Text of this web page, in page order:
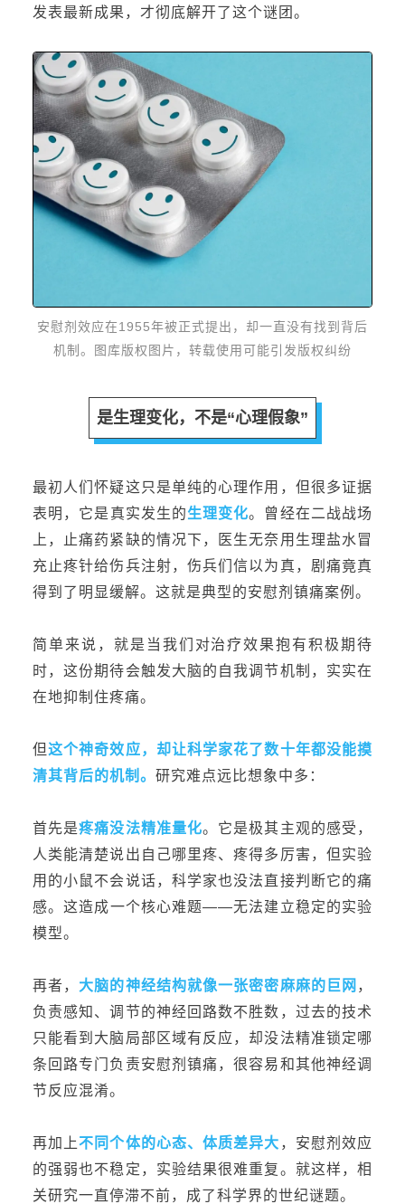
发表最新成果，才彻底解开了这个谜团。
安慰剂效应在1955年被正式提出，却一直没有找到背后
机制。 图库版权图片，转载使用可能引发版权纠纷
是生理变化，不是“心理假象”
最初 人们怀疑这只是单纯的心理作用 ， 但很多证据
表明，它是 真实发生的生理变化。曾经在二战战场
上，止痛药紧缺的情况下，医生无奈用生理盐水冒
充止疼针给伤兵注射，伤兵们信以为真，剧痛竟真
得到了明显缓解。这就是典型的安慰剂镇痛案例 。
简单来说， 就是当我们对治疗效果抱有积极期待
时，这份期待会触发大脑的自我调节机制，实实在
在地抑制住疼痛。
但这个神奇效应，却让科学家花了数十年都没能摸
清其背后的机制 。 研究难点远比想象中多：
首先是疼痛没法精准量化。它是极其主观的感受，
人类能清楚说出自己哪里疼、疼得多厉害，但实验
用的小鼠不会说话，科学家也没法直接判断它的痛
感。这造成一个核心难题——无法建立稳定的实验
模型。
再者， 大脑的神经结构就像一张密密麻麻的巨网 ，
负责感知、调节的神经回路数不胜数，过去的技术
只能看到大脑局部区域有反应，却没法精准锁定哪
条回路专门负责安慰剂镇痛，很容易和其他神经调
节反应混淆。
再加上不同个体的心态、体质差异大 ， 安慰剂效应
的强弱也不稳定， 实验结果很难重复。就这样，相
关研究一直停滞不前，成了科学界的世纪谜题。